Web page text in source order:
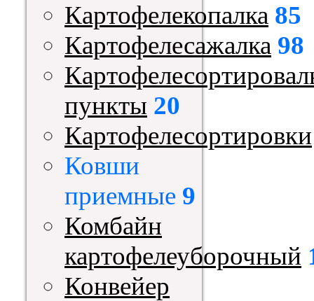
Картофелекопалка 85
Картофелесажалка 98
пункты 20
Картофелесортировки
Ковши
приемные 9
Комбайн
картофелеуборочный
Конвейер